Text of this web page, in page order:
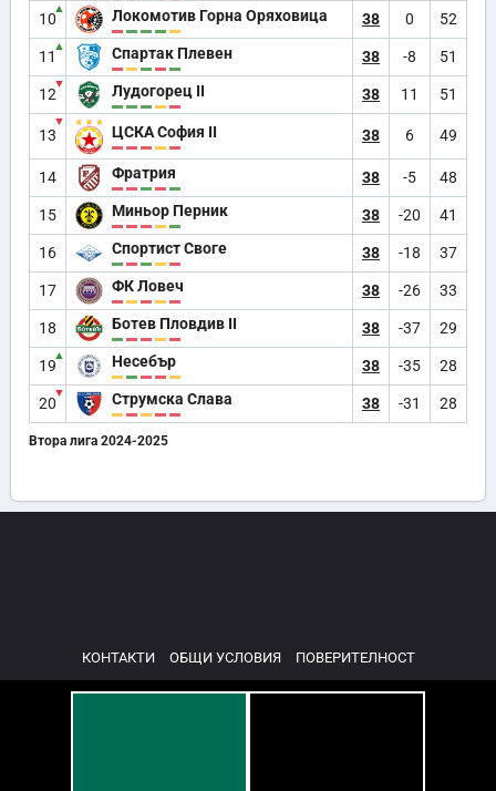
10
▲ Локомотив Горна Оряховица 38 0 52
11
▲ Спартак Плевен 38 -8 51
12
▼ Лудогорец II 38 11 51
13
▼
ЦСКА София II 38 6 49
14 Фратрия 38 -5 48
15 Миньор Перник 38 -20 41
16 Спортист Своге 38 -18 37
17 ФК Ловеч 38 -26 33
18 Ботев Пловдив II 38 -37 29
19
▲ Несебър 38 -35 28
20
▼ Струмска Слава 38 -31 28
Втора лига 2024-2025
КОНТАКТИ ОБЩИ УСЛОВИЯ ПОВЕРИТЕЛНОСТ